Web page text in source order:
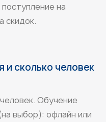
на
скидок.
и сколько человек
Обучение
выбор): офлайн или